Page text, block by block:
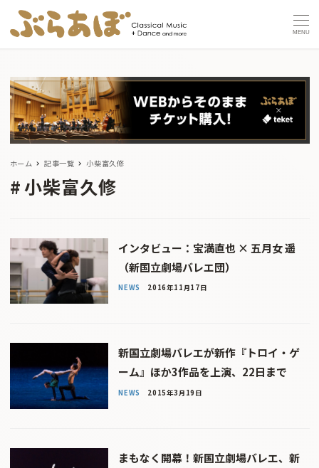
MENU
ホーム 記事一覧 小柴富久修
小柴富久修
インタビュー：宝満直也 × 五月女 遥
（新国立劇場バレエ団）
NEWS 2016年11月17日
新国立劇場バレエが新作『トロイ・ゲ
ーム』ほか3作品を上演、22日まで
NEWS 2015年3月19日
まもなく開幕！新国立劇場バレエ、新